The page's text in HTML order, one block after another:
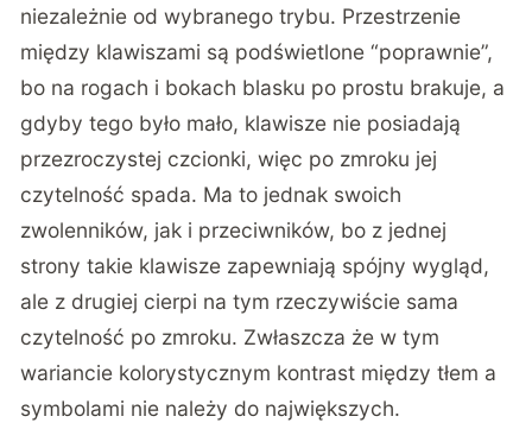
niezależnie od wybranego trybu. Przestrzenie
między klawiszami są podświetlone “poprawnie”,
bo na rogach i bokach blasku po prostu brakuje, a
gdyby tego było mało, klawisze nie posiadają
przezroczystej czcionki, więc po zmroku jej
czytelność spada. Ma to jednak swoich
zwolenników, jak i przeciwników, bo z jednej
strony takie klawisze zapewniają spójny wygląd,
ale z drugiej cierpi na tym rzeczywiście sama
czytelność po zmroku. Zwłaszcza że w tym
wariancie kolorystycznym kontrast między tłem a
symbolami nie należy do największych.